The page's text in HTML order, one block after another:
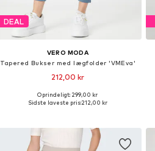
DEAL
VERO MODA
Tapered Bukser med lægfolder 'VMEva'
212,00 kr
+7
Fås i mange størrelser
Oprindeligt: 299,00 kr
Sidste laveste pris:212,00 kr